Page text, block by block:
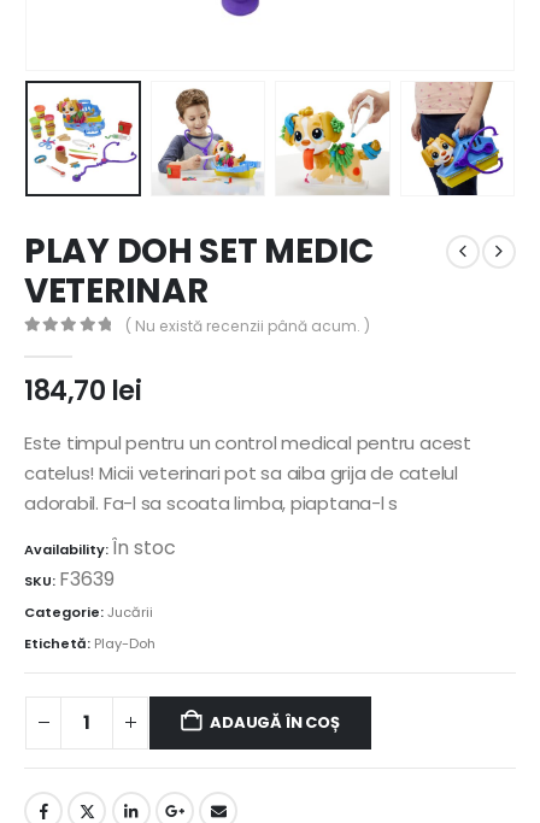
PLAY DOH SET MEDIC
VETERINAR
( Nu există recenzii până acum. )
184,70 lei
Este timpul pentru un control medical pentru acest
catelus! Micii veterinari pot sa aiba grija de catelul
adorabil. Fa-l sa scoata limba, piaptana-l s
Availability:În stoc
SKU: F3639
Categorie:Jucării
Etichetă: Play-Doh
ADAUGĂ ÎN COȘ